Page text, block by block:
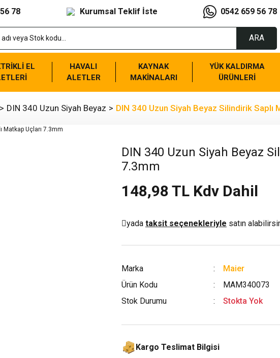
78 Kurumsal Teklif İste 0542 659 56 78
ARA
EL
HAVALI
ALETLER
KAYNAK
MAKİNALARI
YÜK KALDIRMA
ÜRÜNLERİ
DIN 340 Uzun Siyah Beyaz DIN 340 Uzun Siyah Beyaz Silindirik Saplı
DIN 340 Uzun Siyah Beyaz
7.3mm
148,98 TL Kdv Dahil
yada taksit seçenekleriyle satın
Marka
Maier
Ürün Kodu
MAM340073
Stok Durumu
Stokta Yok
Kargo Teslimat Bilgisi